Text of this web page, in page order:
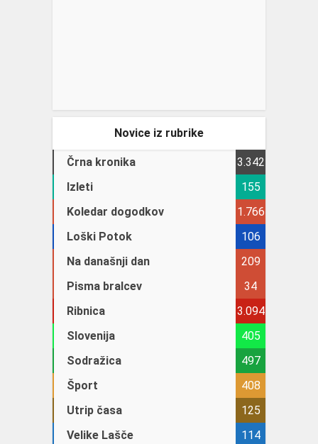
Novice iz rubrike
Črna kronika
3.342
Izleti
155
Koledar dogodkov
1.766
Loški Potok
106
Na današnji dan
209
Pisma bralcev
34
Ribnica
3.094
Slovenija
405
Sodražica
497
Šport
408
Utrip časa
125
Velike Lašče
114